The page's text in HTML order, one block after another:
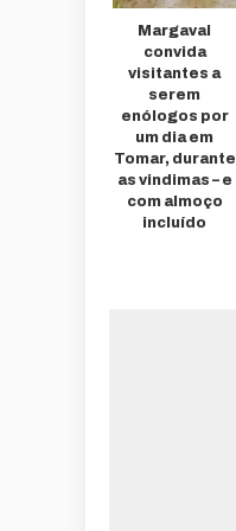
Margaval
convida
visitantes a
serem
enólogos por
um dia em
Tomar, durante
as vindimas – e
com almoço
incluído